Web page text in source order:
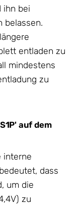
ihn bei
belassen.
entladen zu
mindestens
zu
auf dem
interne
dass
um die
zu